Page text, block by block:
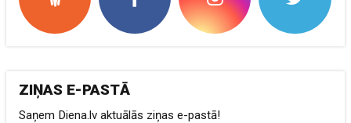
ZIŅAS E-PASTĀ
Saņem Diena.lv aktuālās ziņas e-pastā!